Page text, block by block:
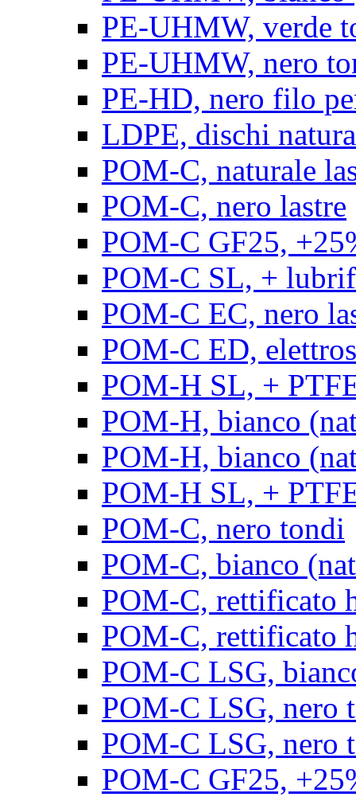
PE-UHMW, verde
PE-UHMW, nero
PE-HD, nero filo
LDPE, dischi
POM-C, naturale
POM-C, nero lastre
POM-C GF25,
POM-C SL, +
POM-C EC, nero
POM-C ED,
POM-H SL, +
POM-H, bianco
POM-H, bianco
POM-H SL, +
POM-C, nero tondi
POM-C, bianco
POM-C, rettificato
POM-C, rettificato
POM-C LSG,
POM-C LSG, nero
POM-C LSG, nero
POM-C GF25,